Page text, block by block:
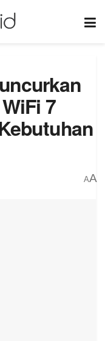
7
AA